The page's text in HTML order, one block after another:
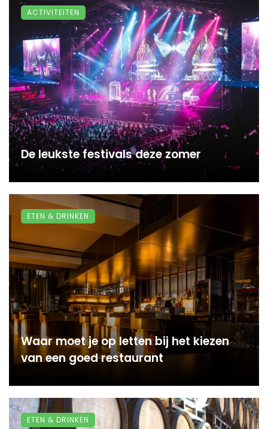
De leukste festivals deze zomer
ACTIVITEITEN
Waar moet je op letten bij het kiezen
van een goed restaurant
ETEN & DRINKEN
ETEN & DRINKEN